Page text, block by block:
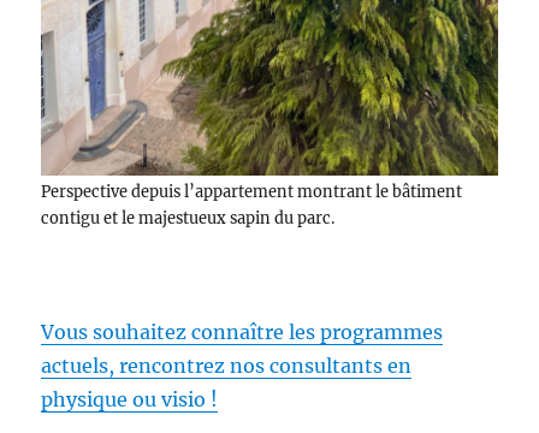
Perspective depuis l’appartement montrant le bâtiment
contigu et le majestueux sapin du parc.
Vous souhaitez connaître les programmes
actuels, rencontrez nos consultants en
physique ou visio !